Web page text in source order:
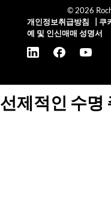
© 2026
개인정보취급방침
쿠
예 및 인신매매 성명서
선제적인 수명